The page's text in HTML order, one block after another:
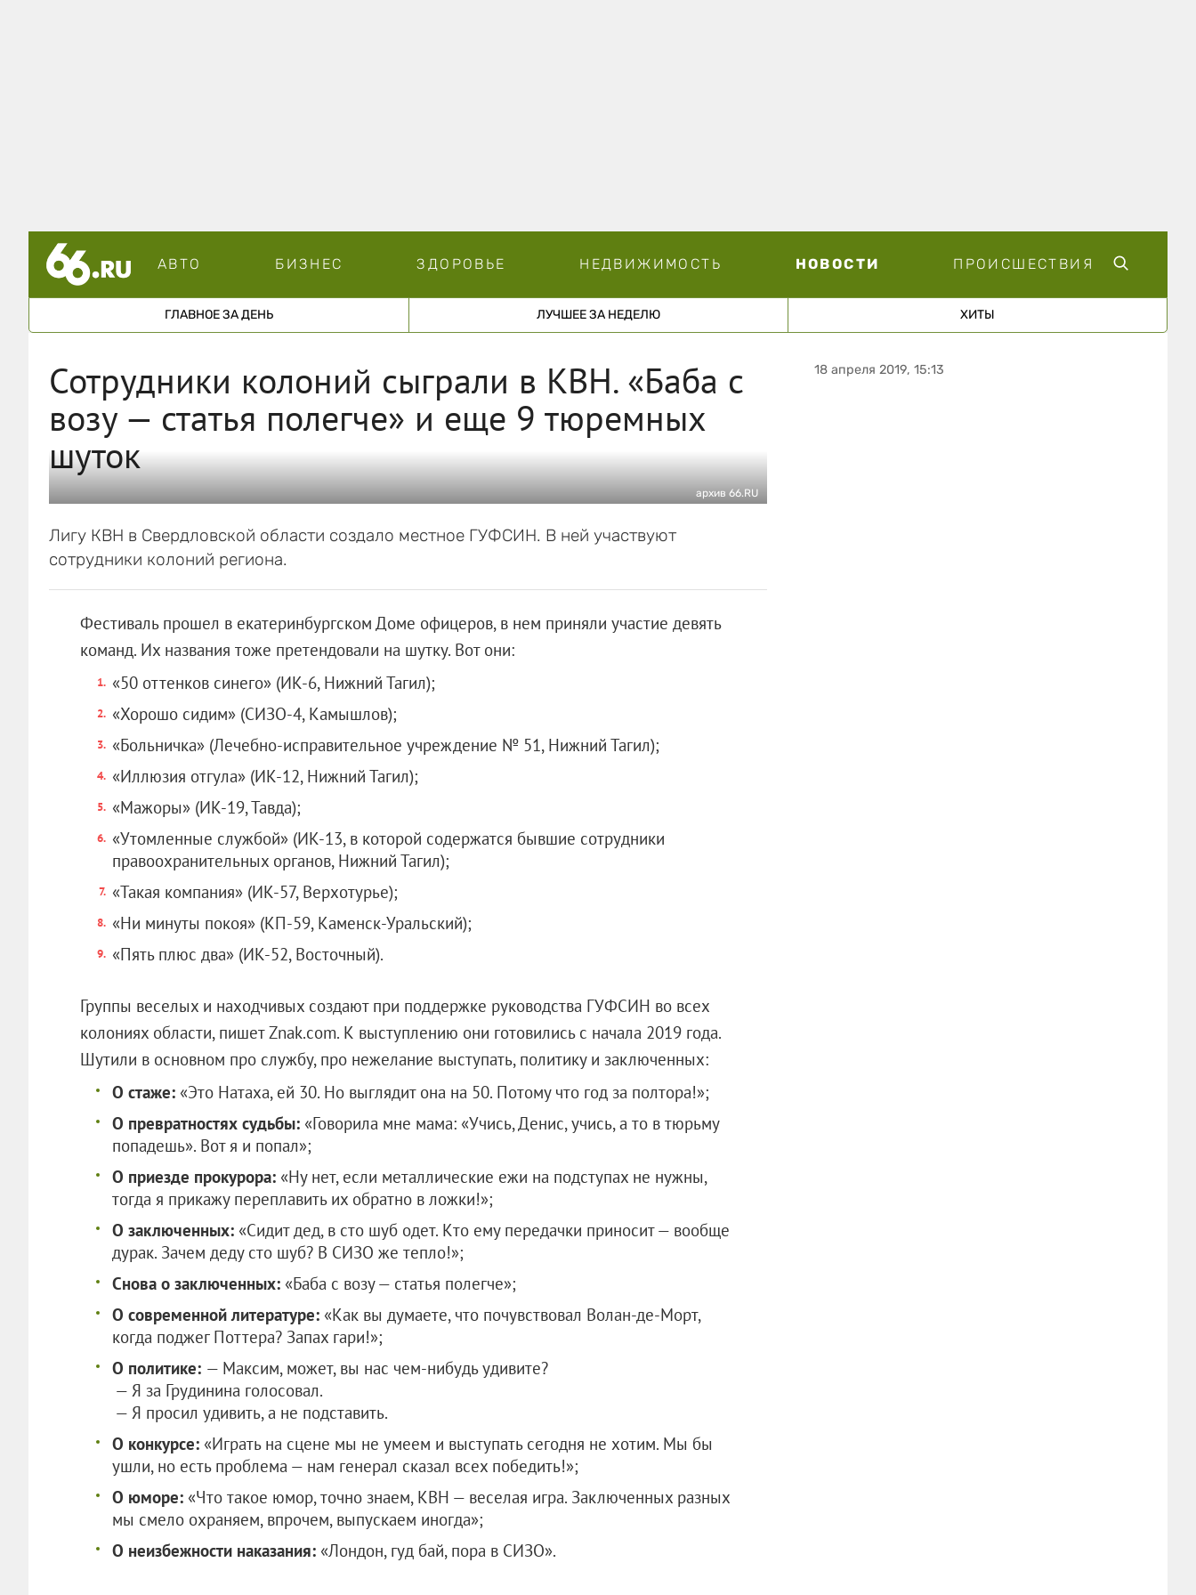
АВТО БИЗНЕС ЗДОРОВЬЕ НЕДВИЖИМОСТЬ НОВОСТИ ПРОИСШЕСТВИЯ
ГЛАВНОЕ ЗА ДЕНЬ ЛУЧШЕЕ ЗА НЕДЕЛЮ ХИТЫ
Сотрудники колоний сыграли в КВН. «Баба с
возу — статья полегче» и еще 9 тюремных
шуток
архив 66.RU
Лигу КВН в Свердловской области создало местное ГУФСИН. В ней участвуют
сотрудники колоний региона.
Фестиваль прошел в екатеринбургском Доме офицеров, в нем приняли участие девять
команд. Их названия тоже претендовали на шутку. Вот они:
«50 оттенков синего» (ИК-6, Нижний Тагил);
«Хорошо сидим» (СИЗО-4, Камышлов);
«Больничка» (Лечебно-исправительное учреждение № 51, Нижний Тагил);
«Иллюзия отгула» (ИК-12, Нижний Тагил);
«Мажоры» (ИК-19, Тавда);
«Утомленные службой» (ИК-13, в которой содержатся бывшие сотрудники
правоохранительных органов, Нижний Тагил);
«Такая компания» (ИК-57, Верхотурье);
«Ни минуты покоя» (КП-59, Каменск-Уральский);
«Пять плюс два» (ИК-52, Восточный).
Группы веселых и находчивых создают при поддержке руководства ГУФСИН во всех
колониях области, пишет Znak.com. К выступлению они готовились с начала 2019 года.
Шутили в основном про службу, про нежелание выступать, политику и заключенных:
О стаже: «Это Натаха, ей 30. Но выглядит она на 50. Потому что год за полтора!»;
О превратностях судьбы: «Говорила мне мама: «Учись, Денис, учись, а то в тюрьму
попадешь». Вот я и попал»;
О приезде прокурора: «Ну нет, если металлические ежи на подступах не нужны,
тогда я прикажу переплавить их обратно в ложки!»;
О заключенных: «Сидит дед, в сто шуб одет. Кто ему передачки приносит — вообще
дурак. Зачем деду сто шуб? В СИЗО же тепло!»;
Снова о заключенных: «Баба с возу — статья полегче»;
О современной литературе: «Как вы думаете, что почувствовал Волан-де-Морт,
когда поджег Поттера? Запах гари!»;
О политике: — Максим, может, вы нас чем-нибудь удивите?
— Я за Грудинина голосовал.
— Я просил удивить, а не подставить.
О конкурсе: «Играть на сцене мы не умеем и выступать сегодня не хотим. Мы бы
ушли, но есть проблема — нам генерал сказал всех победить!»;
О юморе: «Что такое юмор, точно знаем, КВН — веселая игра. Заключенных разных
мы смело охраняем, впрочем, выпускаем иногда»;
О неизбежности наказания: «Лондон, гуд бай, пора в СИЗО».
18 апреля 2019, 15:13